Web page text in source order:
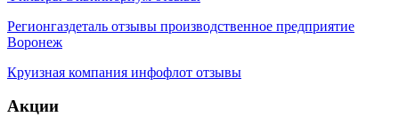
Регионгаздеталь отзывы производственное предприятие
Воронеж
Круизная компания инфофлот отзывы
Акции